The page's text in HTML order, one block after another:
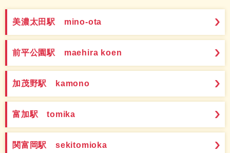
美濃太田駅 mino-ota
前平公園駅 maehira koen
加茂野駅 kamono
富加駅 tomika
関富岡駅 sekitomioka